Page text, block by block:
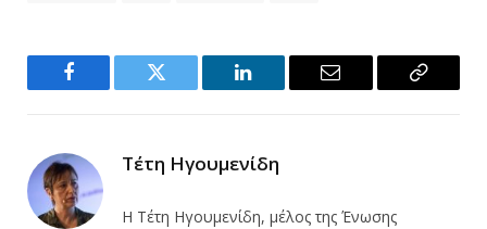
Facebook Twitter LinkedIn Email
Copy
Τέτη Ηγουμενίδη
Η Τέτη Ηγουμενίδη, μέλος της Ένωσης